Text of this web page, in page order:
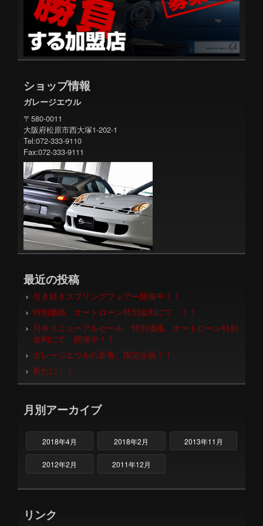
ショップ情報
ガレージエウル
〒580-0011
大阪府松原市西大塚1-202-1
Tel:072-333-9110
Fax:072-333-9111
最近の投稿
引き続きスプリングフェアー開催中！！
特別価格、オートローン特別金利にて ！！
只今リニューアルセール 特別価格、オートローン特別
金利にて 開催中！！
ガレージエウルの新春、限定企画！！
新たに！！
月別アーカイブ
2018年4月 2018年2月 2013年11月
2012年2月 2011年12月
リンク